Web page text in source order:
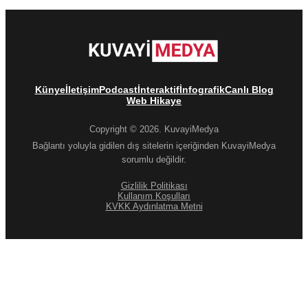
KünyeİletişimPodcastİnteraktifİnfografikCanlı Blog
Web Hikaye
Copyright © 2026. KuvayiMedya
Bağlantı yoluyla gidilen dış sitelerin içeriğinden KuvayiMedya
sorumlu değildir.
Gizlilik Politikası
Kullanım Koşulları
KVKK Aydınlatma Metni